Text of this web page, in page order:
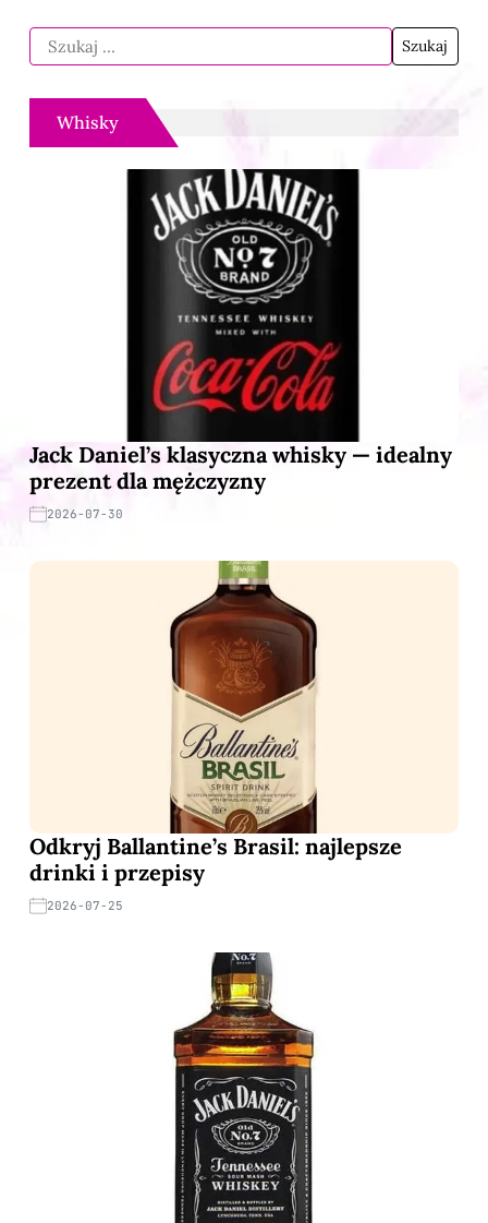
Whisky
Jack Daniel’s klasyczna whisky — idealny
prezent dla mężczyzny
2026-07-30
Odkryj Ballantine’s Brasil: najlepsze
drinki i przepisy
2026-07-25